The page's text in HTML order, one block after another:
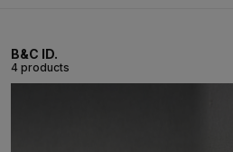
B&C ID.
4 products